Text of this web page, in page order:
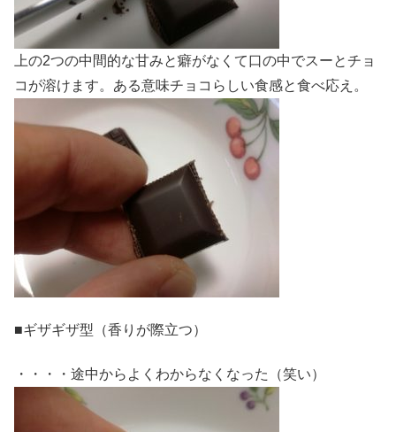
上の2つの中間的な甘みと癖がなくて口の中でスーとチョ
コが溶けます。ある意味チョコらしい食感と食べ応え。
■ギザギザ型（香りが際立つ）
・・・・途中からよくわからなくなった（笑い）